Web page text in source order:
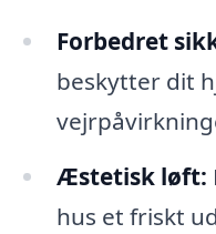
Forbedret
beskytter dit
Æstetisk løft:
hus et friskt